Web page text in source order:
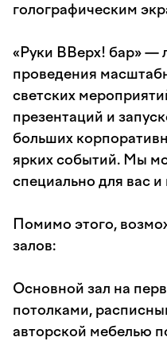
голографическим
«Руки ВВерх! бар» —
проведения
светских
презентаций и
больших
ярких событий. Мы
специально для вас
Помимо этого,
залов:
Основной зал на
потолками,
авторской мебелью